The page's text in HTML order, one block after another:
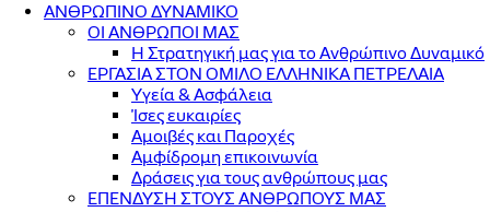
ΑΝΘΡΩΠΙΝΟ ΔΥΝΑΜΙΚΟ
ΟΙ ΑΝΘΡΩΠΟΙ ΜΑΣ
Η Στρατηγική μας για το Ανθρώπινο Δυναμικό
ΕΡΓΑΣΙΑ ΣΤΟΝ ΟΜΙΛΟ ΕΛΛΗΝΙΚΑ ΠΕΤΡΕΛΑΙΑ
Υγεία & Ασφάλεια
Ίσες ευκαιρίες
Αμοιβές και Παροχές
Αμφίδρομη επικοινωνία
Δράσεις για τους ανθρώπους μας
ΕΠΕΝΔΥΣΗ ΣΤΟΥΣ ΑΝΘΡΩΠΟΥΣ ΜΑΣ